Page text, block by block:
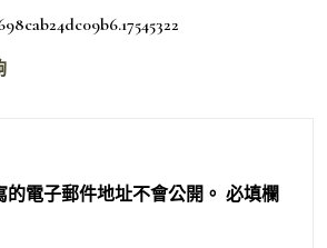
電子郵件地址不會公開。 必填欄